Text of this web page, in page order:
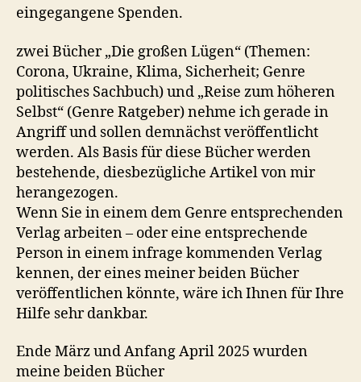
eingegangene Spenden.
zwei Bücher „Die großen Lügen“ (Themen:
Corona, Ukraine, Klima, Sicherheit; Genre
politisches Sachbuch) und „Reise zum höheren
Selbst“ (Genre Ratgeber) nehme ich gerade in
Angriff und sollen demnächst veröffentlicht
werden. Als Basis für diese Bücher werden
bestehende, diesbezügliche Artikel von mir
herangezogen.
Wenn Sie in einem dem Genre entsprechenden
Verlag arbeiten – oder eine entsprechende
Person in einem infrage kommenden Verlag
kennen, der eines meiner beiden Bücher
veröffentlichen könnte, wäre ich Ihnen für Ihre
Hilfe sehr dankbar.
Ende März und Anfang April 2025 wurden
meine beiden Bücher